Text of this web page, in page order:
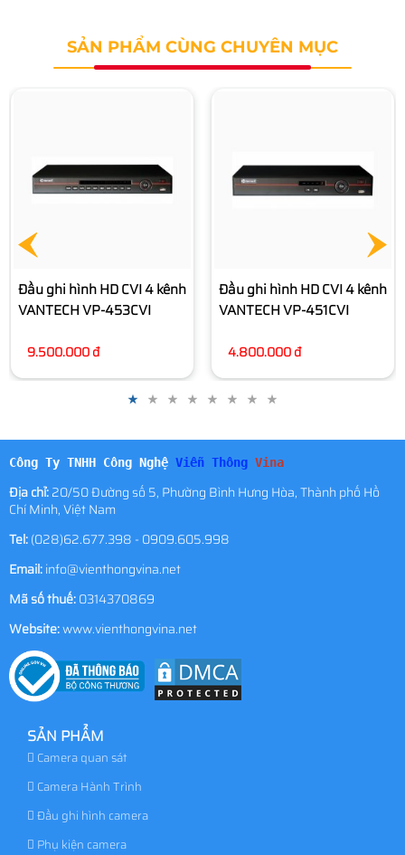
SẢN PHẨM CÙNG CHUYÊN MỤC
Đầu ghi hình HD CVI 4 kênh
VANTECH VP-451CVI
4.800.000 đ
3.980.000 đ
Công Ty TNHH Công Nghệ Viễn Thông Vina
Địa chỉ:20/50 Đường số 5, Phường Bình Hưng Hòa, Thành phố Hồ
Chí Minh, Việt Nam
Tel:(028)62.677.398 - 0909.605.998
Email:info@vienthongvina.net
Mã số thuế:0314370869
Website:www.vienthongvina.net
SẢN PHẨM
Camera quan sát
Camera Hành Trình
Đầu ghi hình camera
Phụ kiện camera